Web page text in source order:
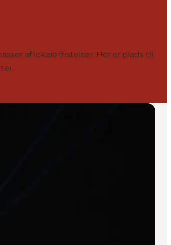
af lokale fristelser. Her er plads til